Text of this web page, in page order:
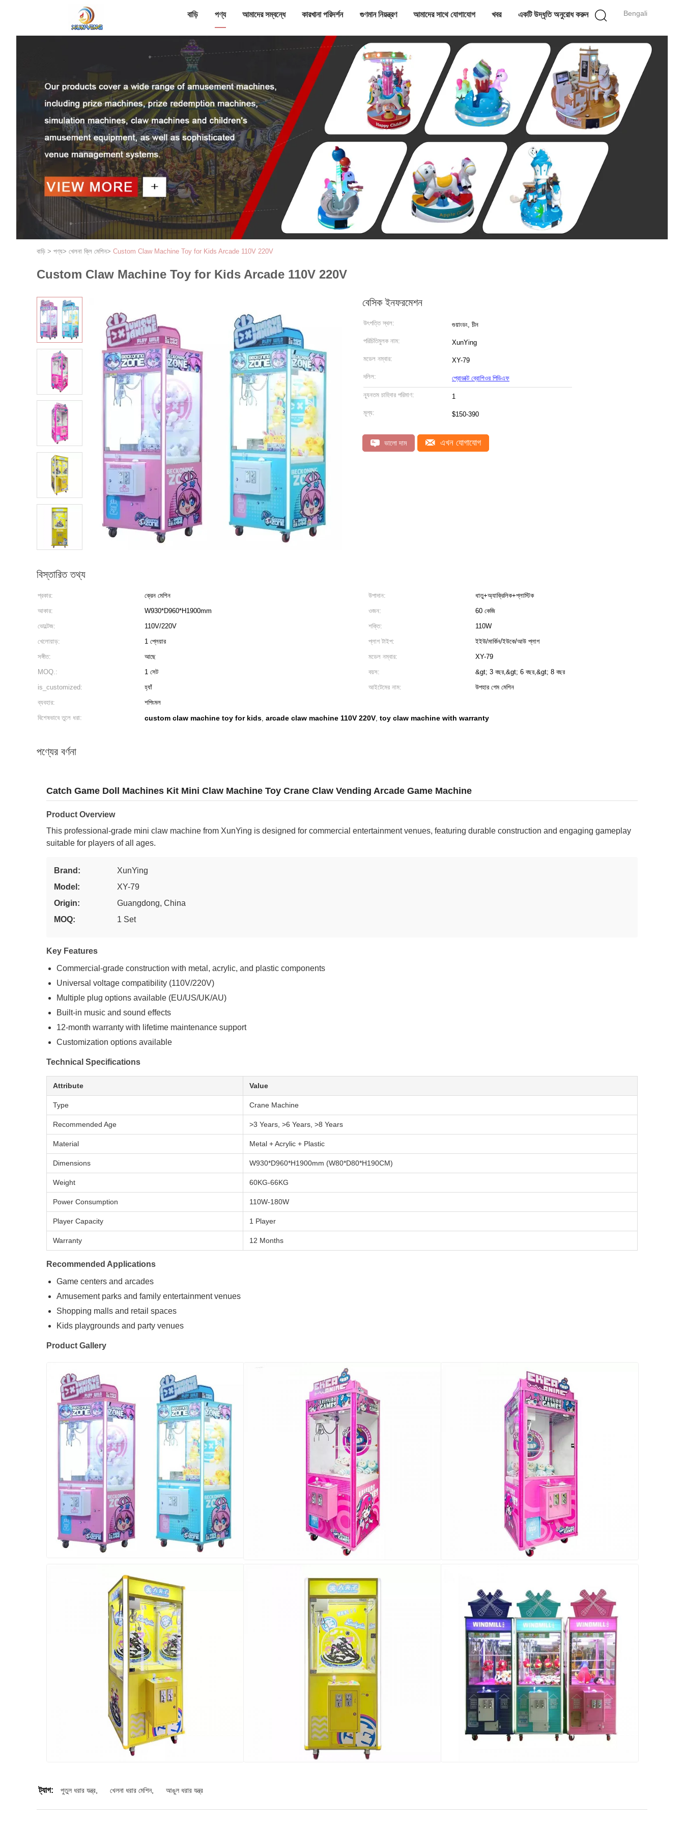
Bengali
বাড়ি পণ্য আমাদের সম্বন্ধে কারখানা পরিদর্শন গুণমান নিয়ন্ত্রণ আমাদের সাথে যোগাযোগ খবর একটি উদ্ধৃতি অনুরোধ করুন
বাড়ি > পণ্য> খেলনা ক্লি মেশিন> Custom Claw Machine Toy for Kids Arcade 110V 220V
Custom Claw Machine Toy for Kids Arcade 110V 220V
বেসিক ইনফরমেশন
উৎপত্তি স্থল: গুয়াংডং, চীন
পরিচিতিমুলক নাম: XunYing
মডেল নম্বার: XY-79
দলিল: প্রোডাক্ট ব্রোশিওর পিডিএফ
ন্যূনতম চাহিদার পরিমাণ: 1
মূল্য: $150-390
ভালো দাম এখন যোগাযোগ
বিস্তারিত তথ্য
প্রকার: ক্রেন মেশিন উপাদান:
ধাতু+অ্যাক্রিলিক+প্লাস্টিক
আকার:
W930*D960*H1900mm ওজন:
60 কেজি
ভোল্টেজ:
110V/220V শক্তি:
110W
খেলোয়াড়:
1 প্লেয়ার প্লাগ টাইপ:
ইইউ/মার্কিন/ইউকে/আউ প্লাগ
সঙ্গীত:
আছে মডেল নম্বার:
XY-79
MOQ.:
1 সেট বয়স:
&gt; 3 বছর,&gt; 6 বছর,&gt; 8 বছর
is_customized:
হ্যাঁ আইটেমের নাম:
উপহার গেম মেশিন
ব্যবহার:
শপিংমল
বিশেষভাবে তুলে ধরা:
custom claw machine toy for kids, arcade claw machine 110V 220V, toy claw machine with warranty
পণ্যের বর্ণনা
Catch Game Doll Machines Kit Mini Claw Machine Toy Crane Claw Vending Arcade Game Machine
Product Overview
This professional-grade mini claw machine from XunYing is designed for commercial entertainment venues, featuring durable construction and engaging gameplay
suitable for players of all ages.
Brand:
XunYing
Model:
XY-79
Origin:
Guangdong, China
MOQ:
1 Set
Key Features
Commercial-grade construction with metal, acrylic, and plastic components
Universal voltage compatibility (110V/220V)
Multiple plug options available (EU/US/UK/AU)
Built-in music and sound effects
12-month warranty with lifetime maintenance support
Customization options available
Technical Specifications
Attribute Value
Type Crane Machine
Recommended Age >3 Years, >6 Years, >8 Years
Material Metal + Acrylic + Plastic
Dimensions W930*D960*H1900mm (W80*D80*H190CM)
Weight 60KG-66KG
Power Consumption 110W-180W
Player Capacity 1 Player
Warranty 12 Months
Recommended Applications
Game centers and arcades
Amusement parks and family entertainment venues
Shopping malls and retail spaces
Kids playgrounds and party venues
Product Gallery
ট্যাগ: পুতুল ধরার যন্ত্র খেলনা ধরার মেশিন, আঙুল ধরার যন্ত্র